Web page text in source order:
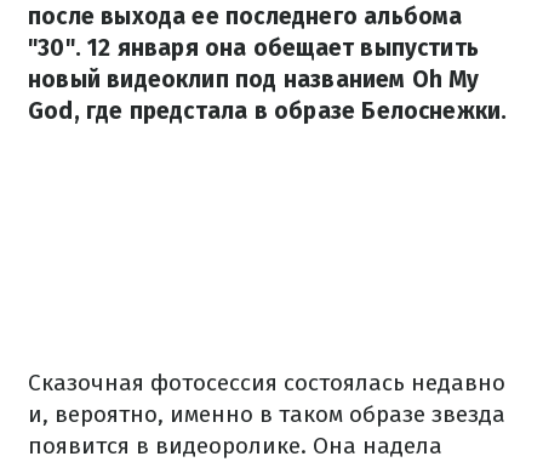
после выхода ее последнего альбома
"30". 12 января она обещает выпустить
новый видеоклип под названием Oh My
God, где предстала в образе Белоснежки.
Сказочная фотосессия состоялась недавно
и, вероятно, именно в таком образе звезда
появится в видеоролике. Она надела